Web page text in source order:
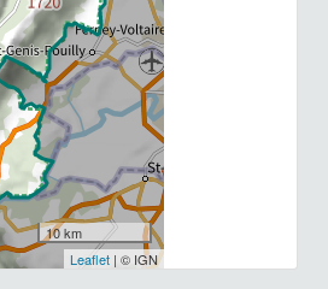
10 km
Leaflet | © IGN